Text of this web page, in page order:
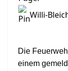
Willi-
Die
einem